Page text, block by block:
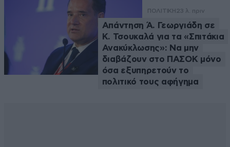
ΠΟΛΙΤΙΚΗ 23 λ. πριν
Απάντηση Ά. Γεωργιάδη σε
Κ. Τσουκαλά για τα «Σπιτάκια
Ανακύκλωσης»: Να μην
διαβάζουν στο ΠΑΣΟΚ μόνο
όσα εξυπηρετούν το
πολιτικό τους αφήγημα